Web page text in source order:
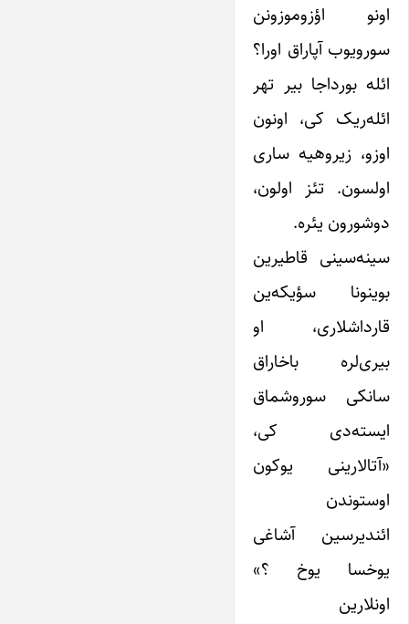
اونو اؤزوموزونن
سورویوب آپاراق اورا؟
ائله بورداجا بیر تهر
ائله‌ریک کی، اونون
اوزو، زیروهیه ساری
اولسون. تئز اولون،
دوشورون یئره.
سینه‌سینی قاطیرین
بوینونا سؤیکه‌ین
قارداشلاری، او
بیری‌لره باخاراق
سانکی سوروشماق
ایسته‌دی کی،
«آتالارینی یوکون
اوستوندن
ائندیرسین آشاغی
یوخسا یوخ ؟»
اونلارین